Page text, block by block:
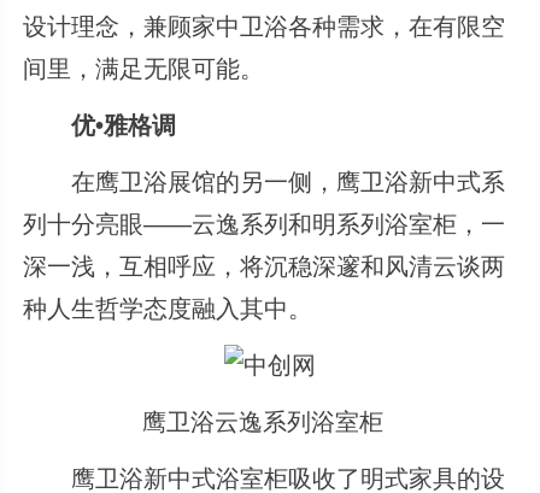
设计理念，兼顾家中卫浴各种需求，在有限空
间里，满足无限可能。
优•雅格调
在鹰卫浴展馆的另一侧，鹰卫浴新中式系
列十分亮眼——云逸系列和明系列浴室柜，一
深一浅，互相呼应，将沉稳深邃和风清云谈两
种人生哲学态度融入其中。
鹰卫浴云逸系列浴室柜
鹰卫浴新中式浴室柜吸收了明式家具的设